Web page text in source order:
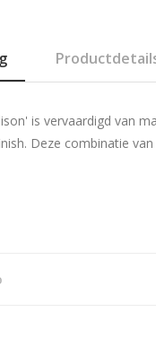
is vervaardigd van
Deze combinatie